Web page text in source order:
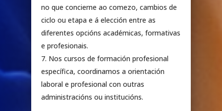
no que concierne ao comezo, cambios de
ciclo ou etapa e á elección entre as
diferentes opcións académicas, formativas
e profesionais.
Nos cursos de formación profesional
específica, coordinamos a orientación
laboral e profesional con outras
administracións ou institucións.